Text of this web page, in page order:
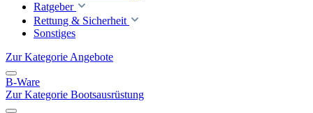
Ratgeber
Rettung & Sicherheit
Sonstiges
Zur Kategorie Angebote
B-Ware
Zur Kategorie Bootsausrüstung